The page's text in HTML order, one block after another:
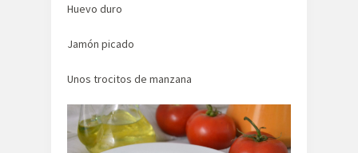
Huevo duro
Jamón picado
Unos trocitos de manzana